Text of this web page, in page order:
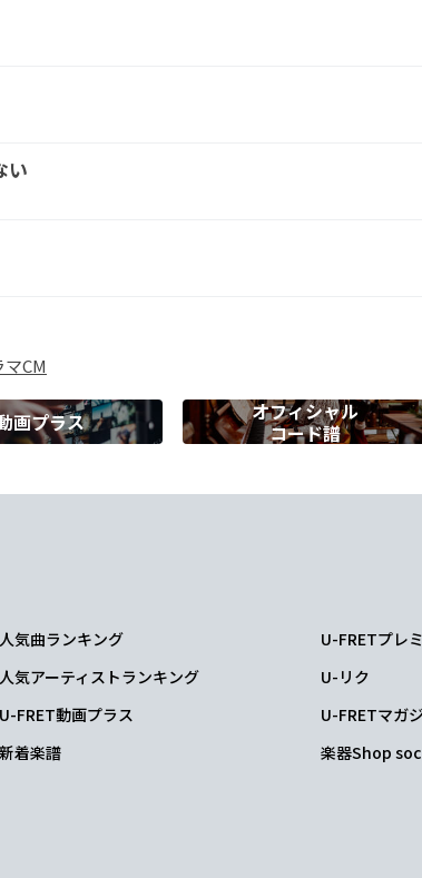
い
マCM
画プラス
オフィシャル
コード譜
人気曲ランキング
人気アーティストランキング
U-FRET動画プラス
新着楽譜
U-FRETプレ
U-リク
U-FRETマガ
楽器Shop